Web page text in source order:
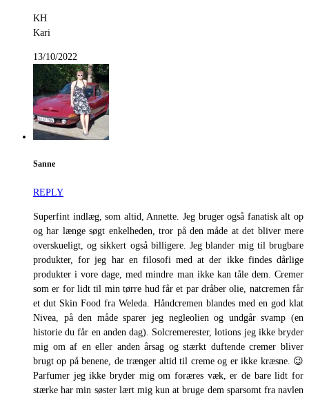
KH
Kari
13/10/2022
Sanne
REPLY
Superfint indlæg, som altid, Annette. Jeg bruger også fanatisk alt op
og har længe søgt enkelheden, tror på den måde at det bliver mere
overskueligt, og sikkert også billigere. Jeg blander mig til brugbare
produkter, for jeg har en filosofi med at der ikke findes dårlige
produkter i vore dage, med mindre man ikke kan tåle dem. Cremer
som er for lidt til min tørre hud får et par dråber olie, natcremen får
et dut Skin Food fra Weleda. Håndcremen blandes med en god klat
Nivea, på den måde sparer jeg negleolien og undgår svamp (en
historie du får en anden dag). Solcremerester, lotions jeg ikke bryder
mig om af en eller anden årsag og stærkt duftende cremer bliver
brugt op på benene, de trænger altid til creme og er ikke kræsne. 😉
Parfumer jeg ikke bryder mig om foræres væk, er de bare lidt for
stærke har min søster lært mig kun at bruge dem sparsomt fra navlen